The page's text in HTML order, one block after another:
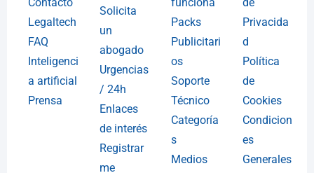
Legaltech
FAQ
Inteligenci
a artificial
Prensa
Solicita
un
abogado
Urgencias
/ 24h
Enlaces
de interés
Registrar
me
Packs
Publicitari
os
Soporte
Técnico
Categoría
s
Medios
Privacida
d
Política
de
Cookies
Condicion
es
Generales